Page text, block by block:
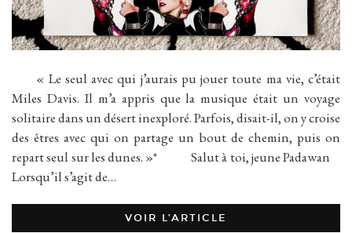
« Le seul avec qui j’aurais pu jouer toute ma vie, c’était
Miles Davis. Il m’a appris que la musique était un voyage
solitaire dans un désert inexploré. Parfois, disait-il, on y croise
des êtres avec qui on partage un bout de chemin, puis on
repart seul sur les dunes. »* Salut à toi, jeune Padawan
Lorsqu’il s’agit de…
VOIR L’ARTICLE